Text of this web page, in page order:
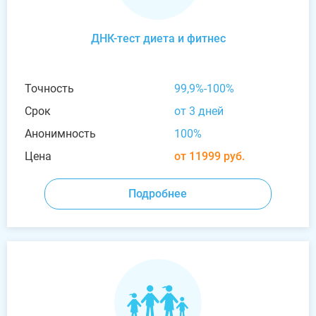
ДНК-тест диета и фитнес
Точность
99,9%-100%
Срок
от 3 дней
Анонимность
100%
Цена
от 11999 руб.
Подробнее